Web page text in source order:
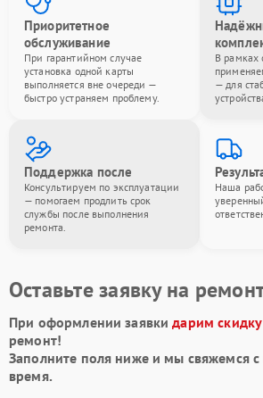
Приоритетное
обслуживание
При гарантийном случае
установка одной карты
выполняется вне очереди —
быстро устраняем проблему.
В рамках
— для
Поддержка после
Консультируем по эксплуатации
— помогаем продлить срок
службы после выполнения
ремонта.
Наша
Оставьте заявку на
При оформлении заявкидарим
ремонт!
Заполните поля ниже и мы свяжемся
время.